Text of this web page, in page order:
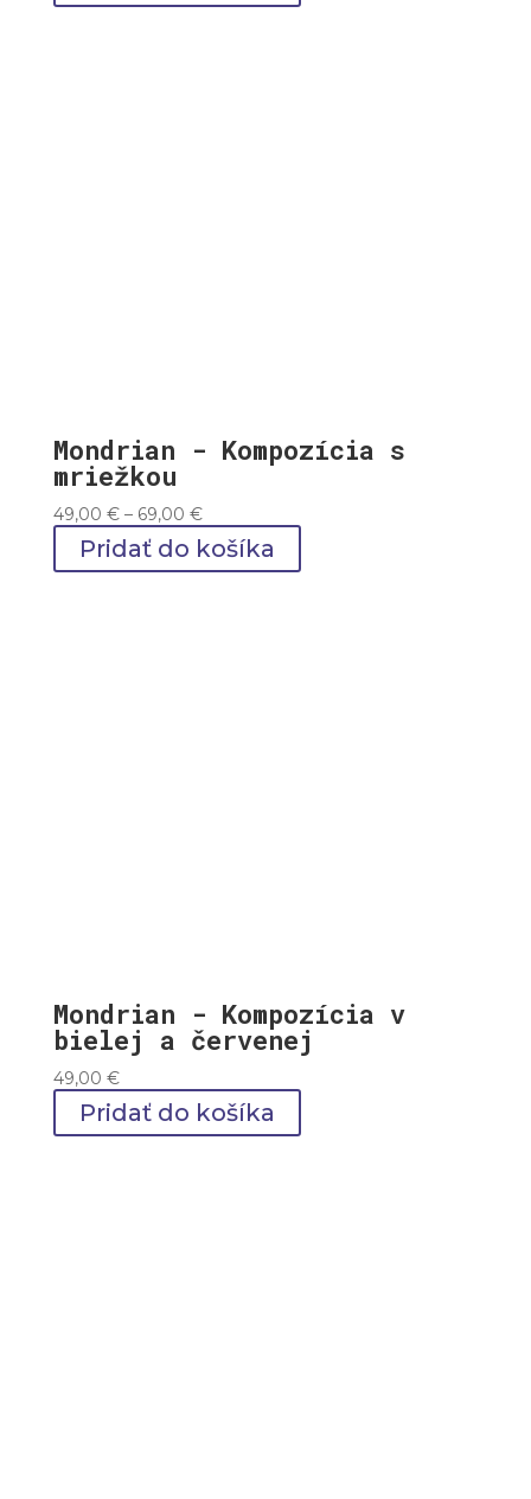
Mondrian - Kompozícia s
mriežkou
49,00 € – 69,00 €Price
range:
49,00 €
Pridať do košíka
Mondrian - Kompozícia v
bielej a červenej
49,00 €
Pridať do košíka